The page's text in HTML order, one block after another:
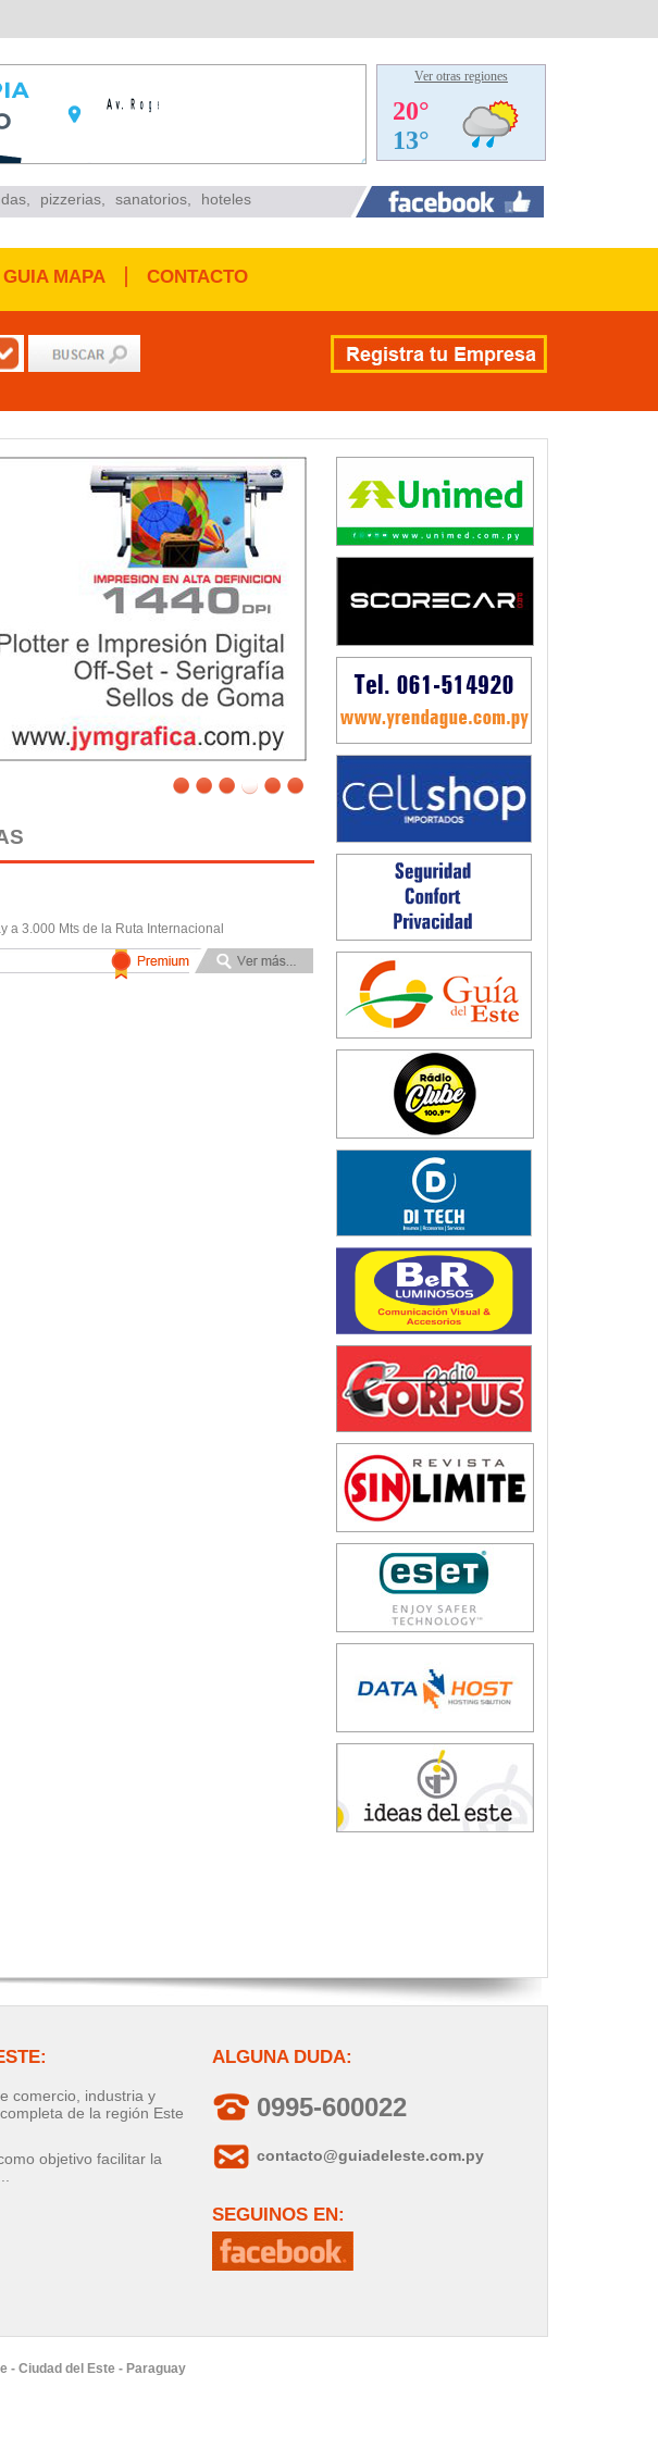
Ver otras regiones
pizzerias sanatorios hoteles
GUIA MAPA CONTACTO
a 3.000 Mts de la Ruta Internacional
comercio, industria y
de la región Este
objetivo facilitar la
ALGUNA DUDA:
0995-600022
contacto@guiadeleste.com.py
SEGUINOS EN:
- Ciudad del Este - Paraguay